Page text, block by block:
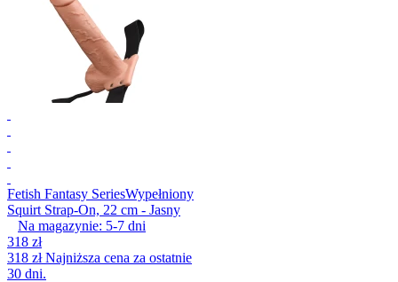
Fetish Fantasy SeriesWypełniony
Squirt Strap-On, 22 cm - Jasny
Na magazynie: 5-7 dni
318 zł
318 złNajniższa cena za ostatnie
30 dni.